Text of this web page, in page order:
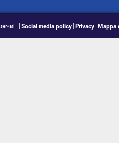
Social media policy Privacy Mappa